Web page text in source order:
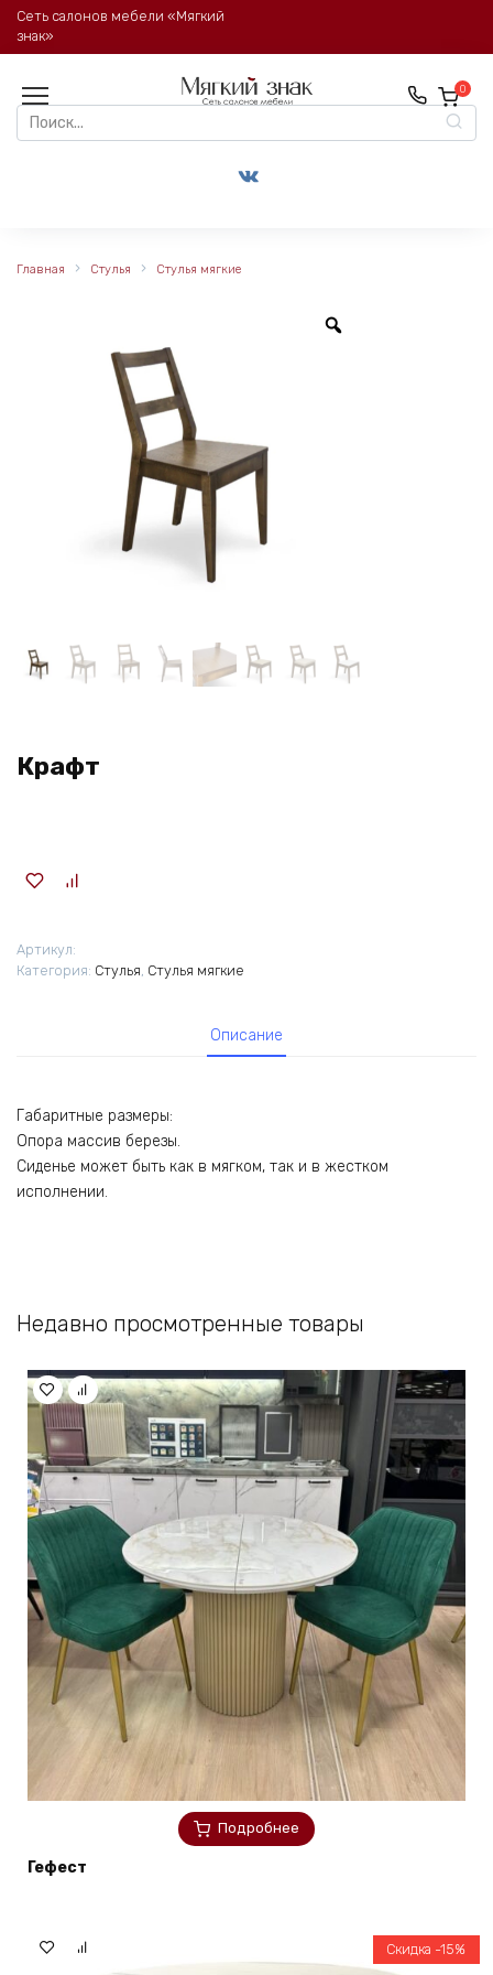
Перейти
содержанию
Сеть салонов мебели «Мягкий
знак»
Search
for:
0
Главная Стулья Стулья мягкие
Крафт
Артикул:
Категория: Стулья Стулья мягкие
Описание
Габаритные размеры:
Опора массив березы.
Сиденье может быть как в мягком, так и в жестком
исполнении.
Недавно просмотренные товары
Подробнее
Гефест
Скидка -15%